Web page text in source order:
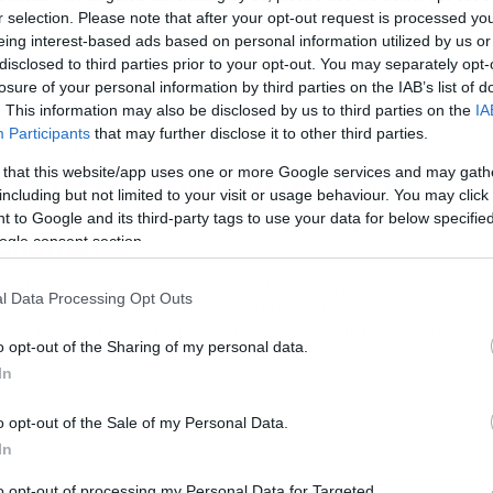
selection. Please note that after your opt-out request is processed
interest-based ads based on personal information utilized by us
to third parties prior to your opt-out. You may separately
of your personal information by third parties on the IAB’s list of
This information may also be disclosed by us to third parties on the
Participants that may further disclose it to other third parties.
that this website/app uses one or more Google services and may
but not limited to your visit or usage behaviour. You may
to Google and its third-party tags to use your data for below
consent section.
Data Processing Opt Outs
opt-out of the Sharing of my personal data.
opt-out of the Sale of my Personal Data.
05/2019
πώς είναι σήμερα 16 ήρωες
των παιδικών μας χρόνων
και άλλοι σούπερ ήρωες να κάνουν θραύση στις
άλλοι ήρωες που αγαπήσαμε. Μπορεί να μην είχαν
δυνάμεις όπως οι τωρινοί ήρωες, αλλά όταν τους
[…]